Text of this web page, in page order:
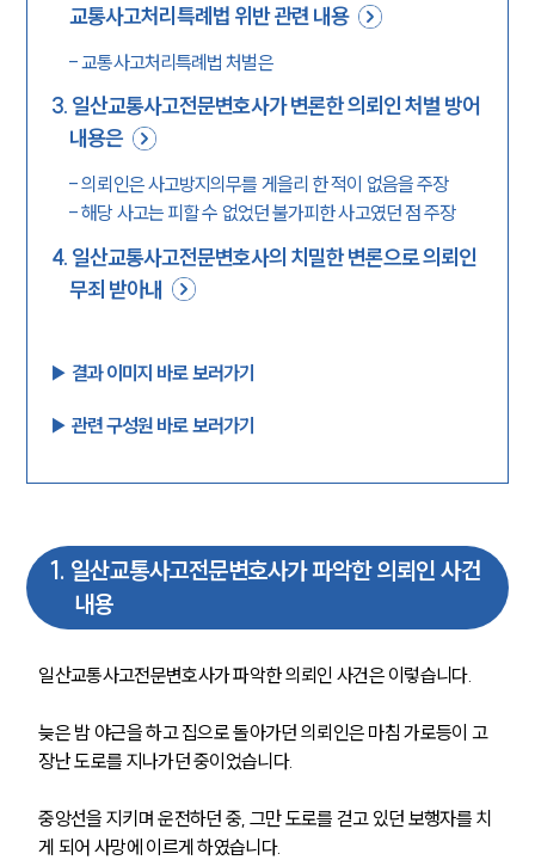
교통사고처리특례법 위반 관련 내용
-교통사고처리특례법 처벌은
3. 일산교통사고전문변호사가 변론한 의뢰인 처벌 방어
내용은
-의뢰인은 사고방지의무를 게을리 한 적이 없음을 주장
-해당 사고는 피할 수 없었던 불가피한 사고였던 점 주장
4. 일산교통사고전문변호사의 치밀한 변론으로 의뢰인
무죄 받아내
▶︎ 결과 이미지 바로 보러가기
▶︎ 관련 구성원 바로 보러가기
1. 일산교통사고전문변호사가 파악한 의뢰인 사건
내용
일산교통사고전문변호사가 파악한 의뢰인 사건은 이렇습니다.
늦은 밤 야근을 하고 집으로 돌아가던 의뢰인은 마침 가로등이 고
장난 도로를 지나가던 중이었습니다.
중앙선을 지키며 운전하던 중, 그만 도로를 걷고 있던 보행자를 치
게 되어 사망에 이르게 하였습니다.